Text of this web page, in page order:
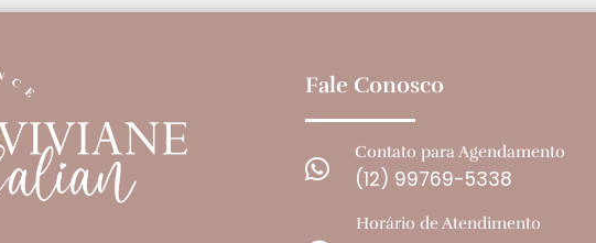
Fale Conosco

Contato para Agendamento
(12) 99769-5338
Horário de Atendimento